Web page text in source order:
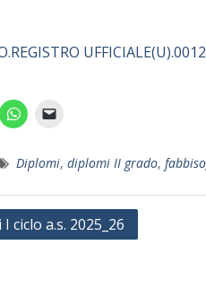
Diplomi, diplomi II grado,
ciclo a.s. 2025_26